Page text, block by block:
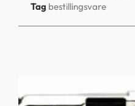
Tag bestillingsvare